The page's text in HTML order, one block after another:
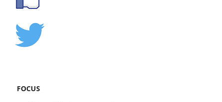
FOCUS